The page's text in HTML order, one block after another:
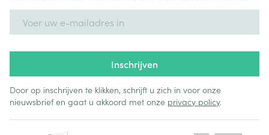
Inschrijven
Door op inschrijven te klikken, schrijft u zich in voor onze
nieuwsbrief en gaat u akkoord met onze privacy policy.